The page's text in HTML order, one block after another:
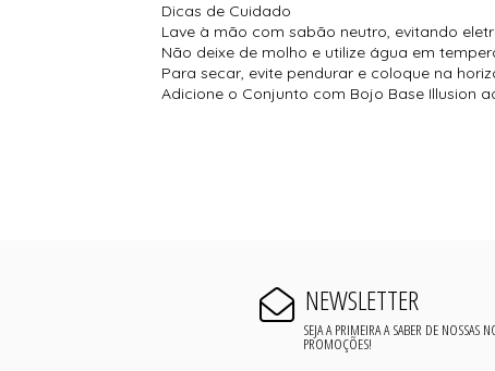
Dicas de Cuidado
Lave à mão com sabão neutro, evitando
Não deixe de molho e utilize água em
Para secar, evite pendurar e coloque na
Adicione o Conjunto com Bojo Base Illusion
NEWSLETTER
SEJA A PRIMEIRA A SABER DE NOSSAS
PROMOÇÕES!